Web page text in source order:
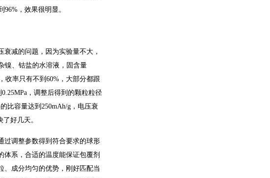
，效果很明显。
减的问题，因为实验量不大，
镍、钴盐的水溶液，固含量
收率只有不到60%，大部分都跟
，调整后得到的颗粒粒径
比容量达到250mAh/g，电压衰
好几天。
过调整参数得到符合要求的球形
系，合适的温度能保证包覆剂
、成分均匀的优势，刚好匹配当